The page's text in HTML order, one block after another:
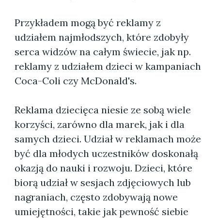
Przykładem mogą być reklamy z
udziałem najmłodszych, które zdobyły
serca widzów na całym świecie, jak np.
reklamy z udziałem dzieci w kampaniach
Coca-Coli czy McDonald's.
Reklama dziecięca niesie ze sobą wiele
korzyści, zarówno dla marek, jak i dla
samych dzieci. Udział w reklamach może
być dla młodych uczestników doskonałą
okazją do nauki i rozwoju. Dzieci, które
biorą udział w sesjach zdjęciowych lub
nagraniach, często zdobywają nowe
umiejętności, takie jak pewność siebie